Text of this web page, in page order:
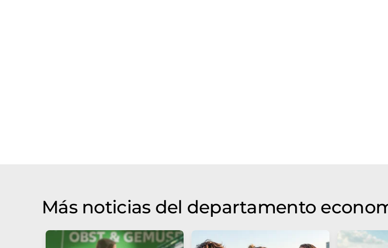
Más noticias del departamento